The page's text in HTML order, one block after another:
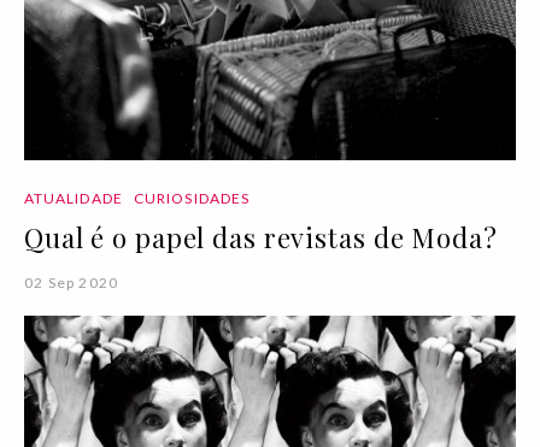
ATUALIDADE CURIOSIDADES
Qual é o papel das revistas de Moda?
02 Sep 2020